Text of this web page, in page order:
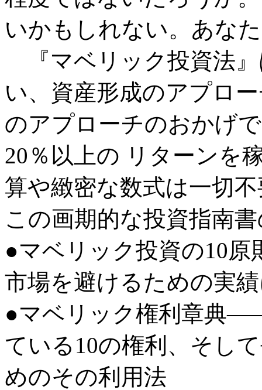
いかもしれない。あな
『マベリック投資法
い、資産形成のアプロ
のアプローチのおかげ
20％以上の リターン
算や緻密な数式は一切
この画期的な投資指南
●マベリック投資の10
市場を避けるための実
●マベリック権利章典
ている10の権利、そし
めのその利用法